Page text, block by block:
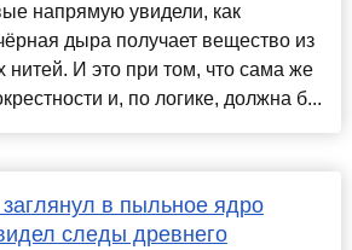
напрямую увидели, как
дыра получает вещество из
нитей. И это при том, что сама же
и, по логике, должна б...
в пыльное ядро
следы древнего